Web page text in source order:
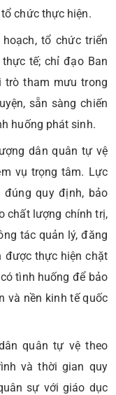
chức thực hiện.
tổ chức triển
tế; chỉ đạo Ban
trò tham mưu trong
sẵn sàng chiến
huống phát sinh.
dân quân tự vệ
vụ trọng tâm. Lực
quy định, bảo
chất lượng chính trị,
tác quản lý, đăng
được thực hiện chặt
tình huống để bảo
và nền kinh tế quốc
quân tự vệ theo
và thời gian quy
sự với giáo dục